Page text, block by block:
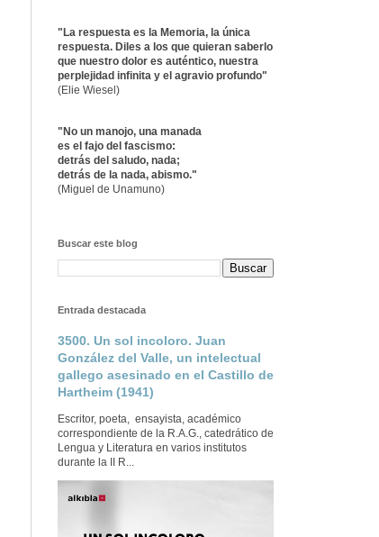
"La respuesta es la Memoria, la única
respuesta. Diles a los que quieran saberlo
que nuestro dolor es auténtico, nuestra
perplejidad infinita y el agravio profundo"
(Elie Wiesel)
"No un manojo, una manada
es el fajo del fascismo:
detrás del saludo, nada;
detrás de la nada, abismo."
(Miguel de Unamuno)
Buscar este blog
Entrada destacada
3500. Un sol incoloro. Juan
González del Valle, un intelectual
gallego asesinado en el Castillo de
Hartheim (1941)
Escritor, poeta, ensayista, académico
correspondiente de la R.A.G., catedrático de
Lengua y Literatura en varios institutos
durante la II R...